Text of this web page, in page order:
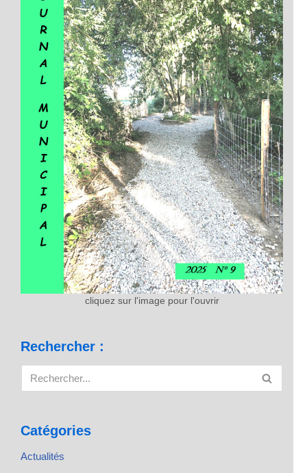
cliquez sur l'image pour l'ouvrir
Rechercher :
Catégories
Actualités